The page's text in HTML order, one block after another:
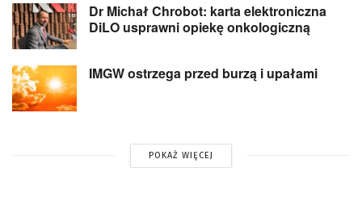
Dr Michał Chrobot: karta elektroniczna
DiLO usprawni opiekę onkologiczną
IMGW ostrzega przed burzą i upałami
POKAŻ WIĘCEJ